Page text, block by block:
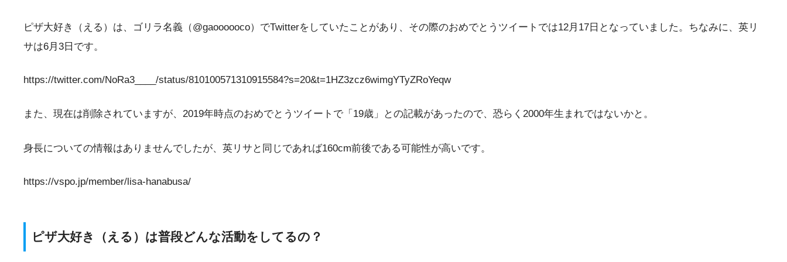
ピザ大好き（える）は、ゴリラ名義（@gaoooooco）でTwitterをしていたことがあり、その際のおめでとうツイートでは12月17日となっていました。ちなみに、英リ
サは6月3日です。
https://twitter.com/NoRa3____/status/810100571310915584?s=20&t=1HZ3zcz6wimgYTyZRoYeqw
また、現在は削除されていますが、2019年時点のおめでとうツイートで「19歳」との記載があったので、恐らく2000年生まれではないかと。
身長についての情報はありませんでしたが、英リサと同じであれば160cm前後である可能性が高いです。
https://vspo.jp/member/lisa-hanabusa/
ピザ大好き（える）は普段どんな活動をしてるの？